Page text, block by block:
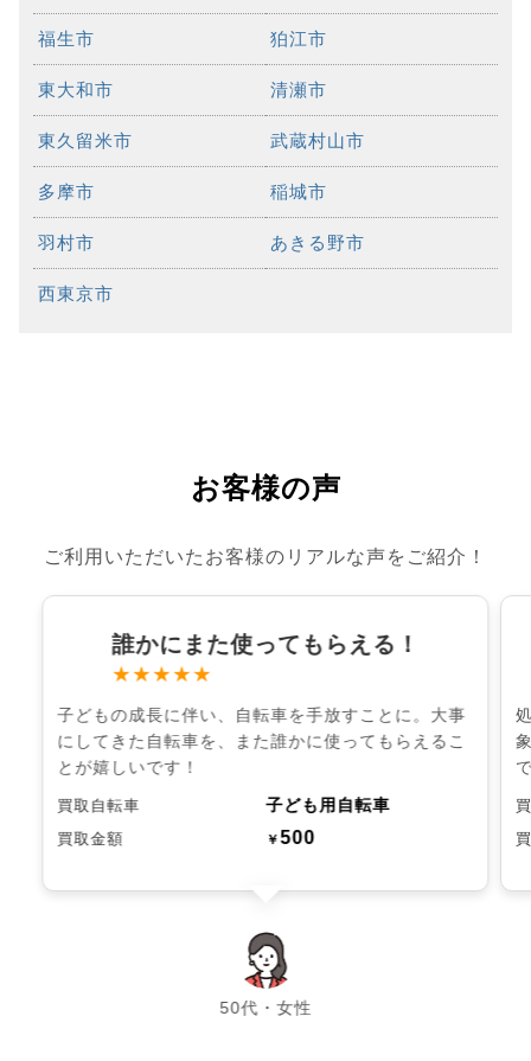
福生市 狛江市
東大和市 清瀬市
東久留米市 武蔵村山市
多摩市 稲城市
羽村市 あきる野市
西東京市
お客様の声
ご利用いただいたお客様のリアルな声をご紹介！
誰かにまた使ってもらえる！
★★★★★
子どもの成長に伴い、自転車を手放すことに。大事
にしてきた自転車を、また誰かに使ってもらえるこ
とが嬉しいです！
買取自転車 子ども用自転車
買取金額 ￥500
50代・女性
chevron_left chevron_right